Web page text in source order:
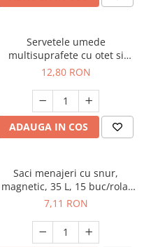
Servetele umede
multisuprafete cu otet si
bicarbonat, 50 buc/set,
12,80 RON
ADAUGA IN COS
Saci menajeri cu snur,
magnetic, 35 L, 15 buc/rola,
Epack
7,11 RON